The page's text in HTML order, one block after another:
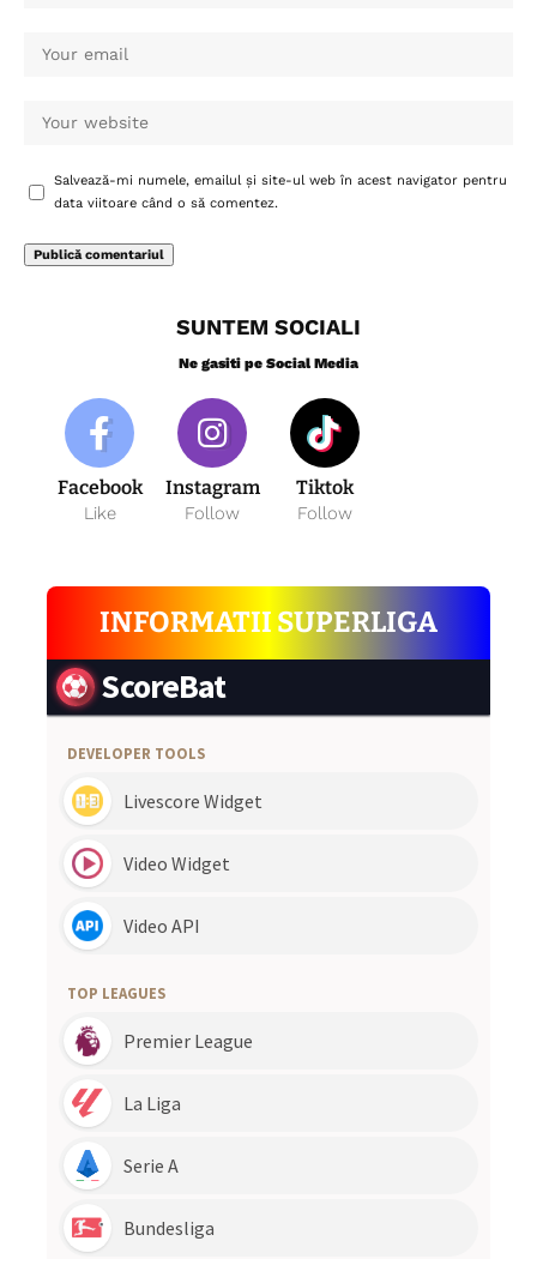
Salvează-mi numele, emailul și site-ul web în acest navigator pentru
data viitoare când o să comentez.
SUNTEM SOCIALI
Ne gasiti pe Social Media
Facebook
Like
Instagram
Follow
Tiktok
Follow
INFORMATII SUPERLIGA